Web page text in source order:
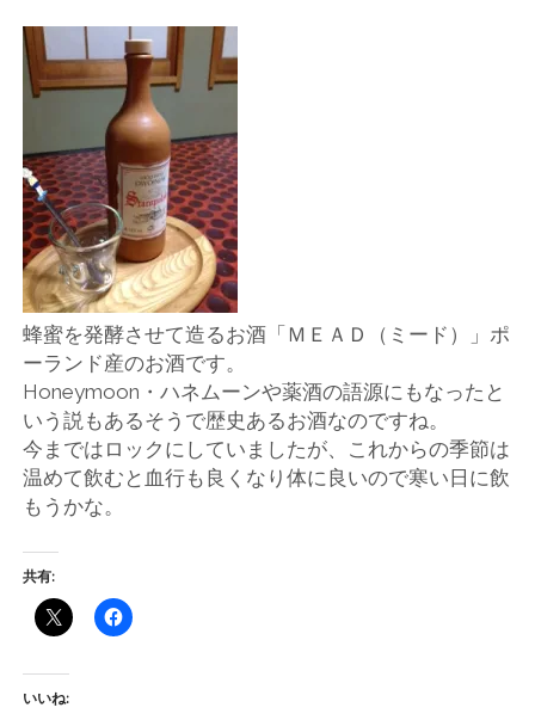
地
店
輸
入
婦
人
服
地
ア
ク
ー
ト
蜂蜜を発酵させて造るお酒「ＭＥＡＤ（ミード）」ポ
ーランド産のお酒です。
Honeymoon・ハネムーンや薬酒の語源にもなったと
いう説もあるそうで歴史あるお酒なのですね。
今まではロックにしていましたが、これからの季節は
温めて飲むと血行も良くなり体に良いので寒い日に飲
もうかな。
共有:
いいね: